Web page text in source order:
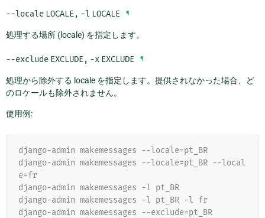
--locale LOCALE, -l LOCALE ¶
処理する場所 (locale) を指定します。
--exclude EXCLUDE, -x EXCLUDE ¶
処理から除外する locale を指定します。提供されなかった場合、ど
のロケールも除外されません。
使用例:
django-admin makemessages --locale=pt_BR
django-admin makemessages --locale=pt_BR --local
e=fr
django-admin makemessages -l pt_BR
django-admin makemessages -l pt_BR -l fr
django-admin makemessages --exclude=pt_BR